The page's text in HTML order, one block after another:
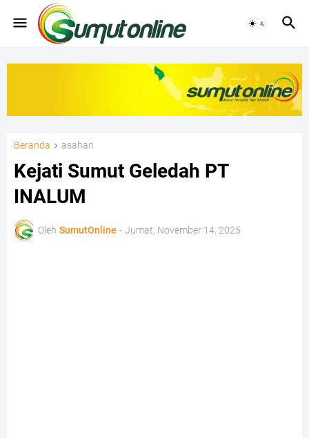
Beranda asahan
Kejati Sumut Geledah PT
INALUM
Oleh SumutOnline - Jumat, November 14, 2025